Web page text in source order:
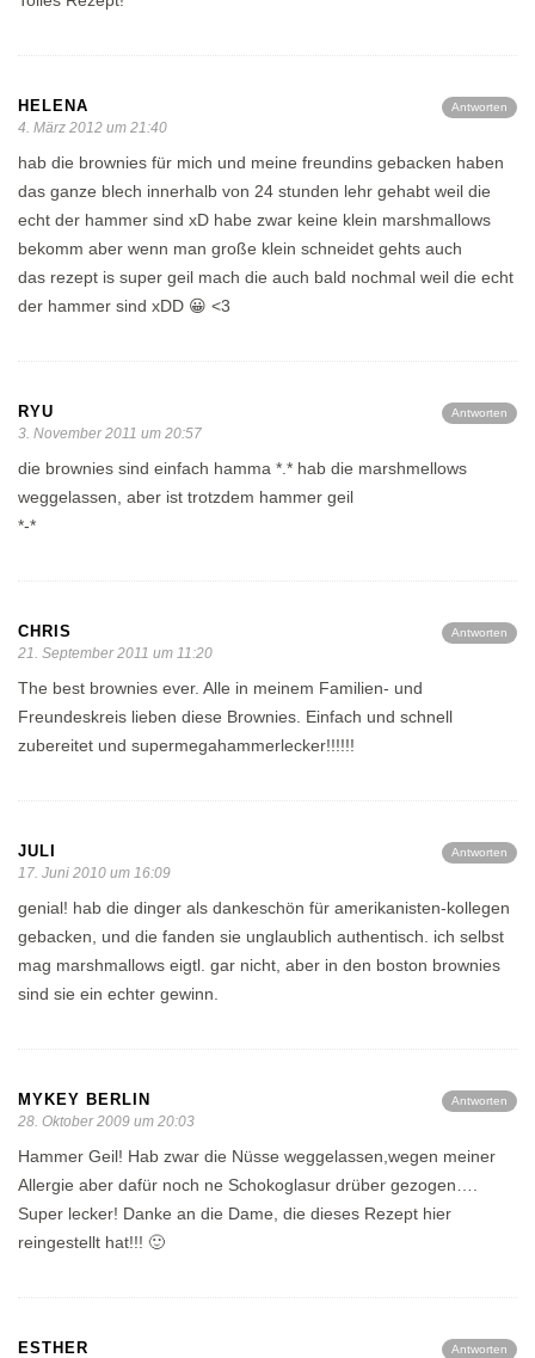
Antworten
HELENA
4. März 2012 um 21:40
hab die brownies für mich und meine freundins gebacken haben
das ganze blech innerhalb von 24 stunden lehr gehabt weil die
echt der hammer sind xD habe zwar keine klein marshmallows
bekomm aber wenn man große klein schneidet gehts auch
das rezept is super geil mach die auch bald nochmal weil die echt
der hammer sind xDD 😀 <3
Antworten
RYU
3. November 2011 um 20:57
die brownies sind einfach hamma *.* hab die marshmellows
weggelassen, aber ist trotzdem hammer geil
*-*
Antworten
CHRIS
21. September 2011 um 11:20
The best brownies ever. Alle in meinem Familien- und
Freundeskreis lieben diese Brownies. Einfach und schnell
zubereitet und supermegahammerlecker!!!!!!
Antworten
JULI
17. Juni 2010 um 16:09
genial! hab die dinger als dankeschön für amerikanisten-kollegen
gebacken, und die fanden sie unglaublich authentisch. ich selbst
mag marshmallows eigtl. gar nicht, aber in den boston brownies
sind sie ein echter gewinn.
Antworten
MYKEY BERLIN
28. Oktober 2009 um 20:03
Hammer Geil! Hab zwar die Nüsse weggelassen,wegen meiner
Allergie aber dafür noch ne Schokoglasur drüber gezogen….
Super lecker! Danke an die Dame, die dieses Rezept hier
reingestellt hat!!! 🙂
Antworten
ESTHER